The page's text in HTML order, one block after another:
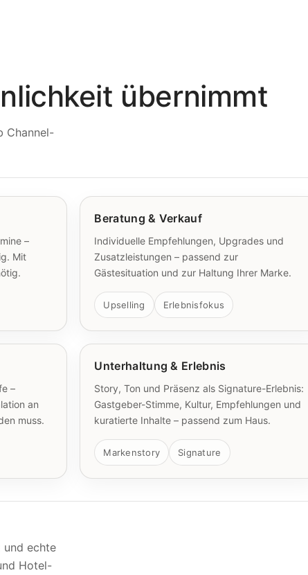
übernimmt
Channel-
–
Mit
Beratung & Verkauf
Individuelle Empfehlungen, Upgrades und
Zusatzleistungen – passend zur
Gästesituation und zur Haltung Ihrer Marke.
Upselling Erlebnisfokus
–
an
muss.
Unterhaltung & Erlebnis
Story, Ton und Präsenz als Signature-Erlebnis:
Gastgeber-Stimme, Kultur, Empfehlungen und
kuratierte Inhalte – passend zum Haus.
Markenstory Signature
und echte
Hotel-